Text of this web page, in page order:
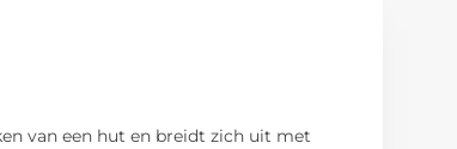
van een hut en breidt zich uit met